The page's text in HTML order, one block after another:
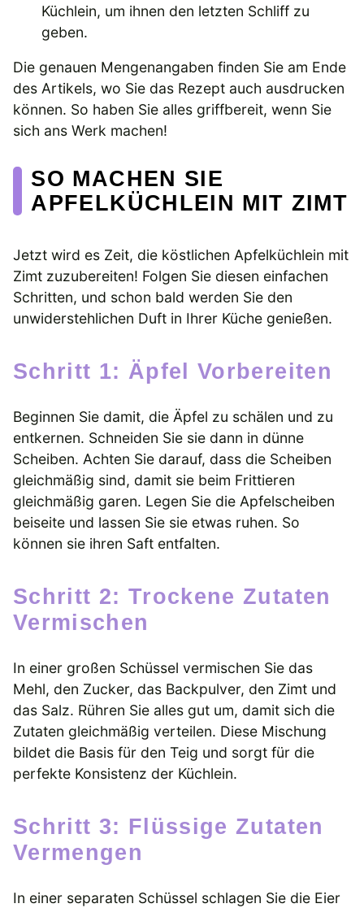
Küchlein, um ihnen den letzten Schliff zu
geben.
Die genauen Mengenangaben finden Sie am Ende
des Artikels, wo Sie das Rezept auch ausdrucken
können. So haben Sie alles griffbereit, wenn Sie
sich ans Werk machen!
SO MACHEN SIE
APFELKÜCHLEIN MIT ZIMT
Jetzt wird es Zeit, die köstlichen Apfelküchlein mit
Zimt zuzubereiten! Folgen Sie diesen einfachen
Schritten, und schon bald werden Sie den
unwiderstehlichen Duft in Ihrer Küche genießen.
Schritt 1: Äpfel Vorbereiten
Beginnen Sie damit, die Äpfel zu schälen und zu
entkernen. Schneiden Sie sie dann in dünne
Scheiben. Achten Sie darauf, dass die Scheiben
gleichmäßig sind, damit sie beim Frittieren
gleichmäßig garen. Legen Sie die Apfelscheiben
beiseite und lassen Sie sie etwas ruhen. So
können sie ihren Saft entfalten.
Schritt 2: Trockene Zutaten
Vermischen
In einer großen Schüssel vermischen Sie das
Mehl, den Zucker, das Backpulver, den Zimt und
das Salz. Rühren Sie alles gut um, damit sich die
Zutaten gleichmäßig verteilen. Diese Mischung
bildet die Basis für den Teig und sorgt für die
perfekte Konsistenz der Küchlein.
Schritt 3: Flüssige Zutaten
Vermengen
In einer separaten Schüssel schlagen Sie die Eier